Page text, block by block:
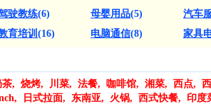
驶教练(6) 母婴用品(5)
汽车
育培训 (16) 电脑通信(8) 家具
茶, 烧烤, 川菜, 法餐, 咖啡馆, 湘菜, 西点,
, 日式拉面, 东南亚, 火锅, 西式快餐, 印度